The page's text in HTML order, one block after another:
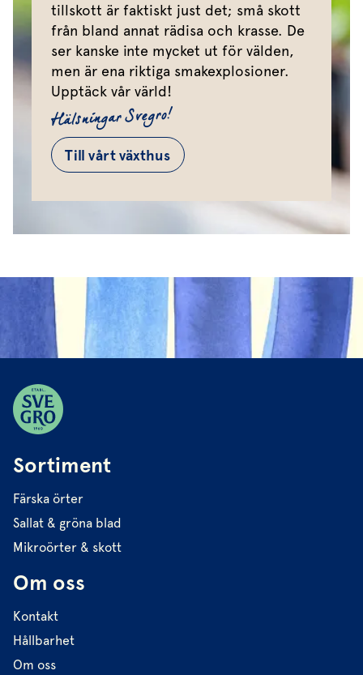
tillskott är faktiskt just det; små skott
från bland annat rädisa och krasse. De
ser kanske inte mycket ut för välden,
men är ena riktiga smakexplosioner.
Upptäck vår värld!
Hälsningar Svegro!
Till vårt växthus
Sortiment
Färska örter
Sallat & gröna blad
Mikroörter & skott
Om oss
Kontakt
Hållbarhet
Om oss